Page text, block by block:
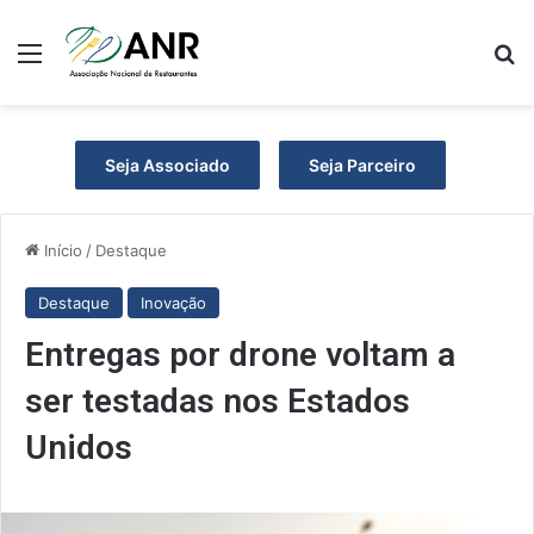
Menu
Seja Associado Seja Parceiro
Início / Destaque
Destaque Inovação
Entregas por drone voltam a
ser testadas nos Estados
Unidos